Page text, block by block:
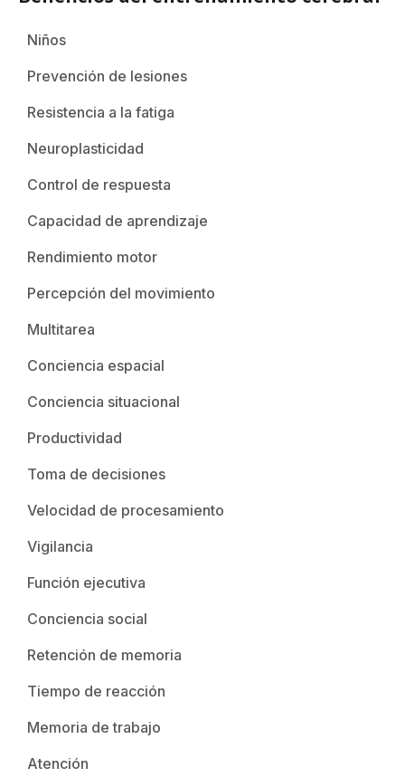
Niños
Prevención de lesiones
Resistencia a la fatiga
Neuroplasticidad
Control de respuesta
Capacidad de aprendizaje
Rendimiento motor
Percepción del movimiento
Multitarea
Conciencia espacial
Conciencia situacional
Productividad
Toma de decisiones
Velocidad de procesamiento
Vigilancia
Función ejecutiva
Conciencia social
Retención de memoria
Tiempo de reacción
Memoria de trabajo
Atención